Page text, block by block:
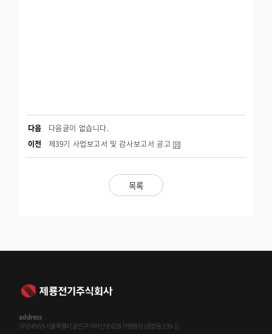
목록
다음
다음글이 없습니다.
이전 제39기 사업보고서 및 감사보고서 공고
address
(우)04969 서울특별시 광진구 아차산로 628 가람빌딩 (광장동 339-1)